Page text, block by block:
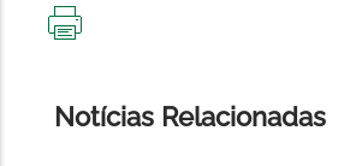
Notícias Relacionadas